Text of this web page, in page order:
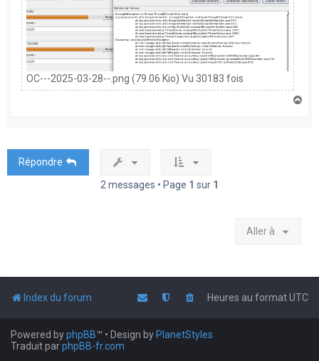
OC---2025-03-28--.png (79.06 Kio) Vu 30183 fois
Répondre
2 messages • Page 1 sur 1
Aller à
Index du forum Heures au formatUTC
Powered byphpBB™ • Design byPlanetStyles
Traduit parphpBB-fr.com